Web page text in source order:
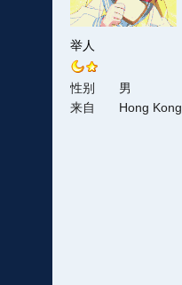
举人
性别
男
来自
Hong Kong